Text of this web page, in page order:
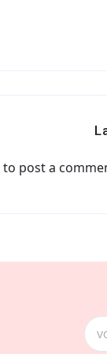
to post a